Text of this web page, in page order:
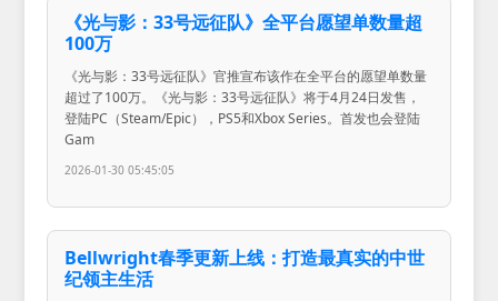
《光与影：33号远征队》全平台愿望单数量超
100万
《光与影：33号远征队》官推宣布该作在全平台的愿望单数量
超过了100万。《光与影：33号远征队》将于4月24日发售，
登陆PC（Steam/Epic），PS5和Xbox Series。首发也会登陆
Gam
2026-01-30 05:45:05
Bellwright春季更新上线：打造最真实的中世
纪领主生活